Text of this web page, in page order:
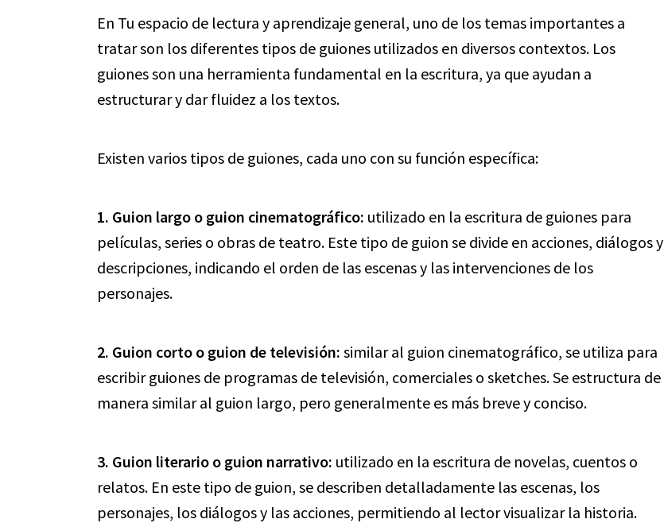
En Tu espacio de lectura y aprendizaje general, uno de los temas importantes a
tratar son los diferentes tipos de guiones utilizados en diversos contextos. Los
guiones son una herramienta fundamental en la escritura, ya que ayudan a
estructurar y dar fluidez a los textos.
Existen varios tipos de guiones, cada uno con su función específica:
1. Guion largo o guion cinematográfico: utilizado en la escritura de guiones para
películas, series o obras de teatro. Este tipo de guion se divide en acciones, diálogos y
descripciones, indicando el orden de las escenas y las intervenciones de los
personajes.
2. Guion corto o guion de televisión: similar al guion cinematográfico, se utiliza para
escribir guiones de programas de televisión, comerciales o sketches. Se estructura de
manera similar al guion largo, pero generalmente es más breve y conciso.
3. Guion literario o guion narrativo: utilizado en la escritura de novelas, cuentos o
relatos. En este tipo de guion, se describen detalladamente las escenas, los
personajes, los diálogos y las acciones, permitiendo al lector visualizar la historia.